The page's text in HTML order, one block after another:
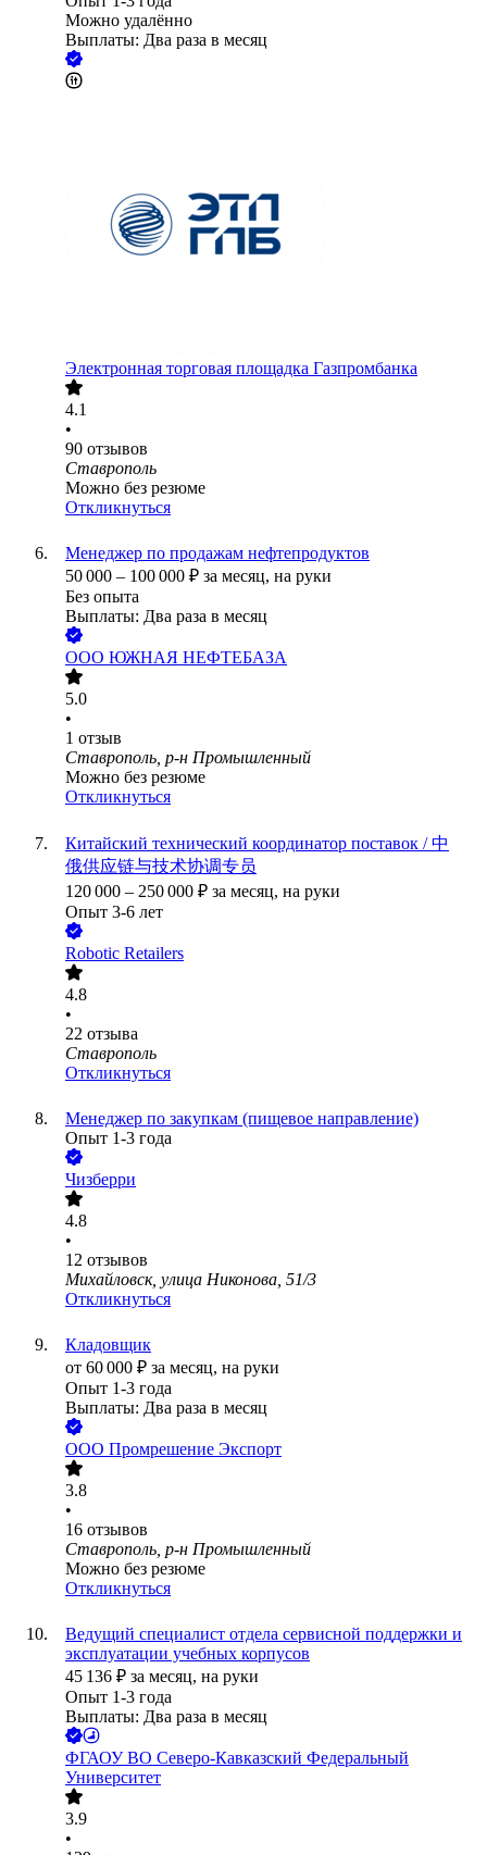
Можно удалённо
Выплаты: Два раза в месяц
Электронная торговая площадка Газпромбанка
4.1
•
90 отзывов
Ставрополь
Можно без резюме
Откликнуться
Менеджер по продажам нефтепродуктов
50 000 – 100 000 ₽ за месяц, на руки
Без опыта
Выплаты: Два раза в месяц
ООО ЮЖНАЯ НЕФТЕБАЗА
5.0
•
1 отзыв
Ставрополь, р-н Промышленный
Можно без резюме
Откликнуться
Китайский технический координатор поставок / 中
俄供应链与技术协调专员
120 000 – 250 000 ₽ за месяц, на руки
Опыт 3-6 лет
Robotic Retailers
4.8
•
22 отзыва
Ставрополь
Откликнуться
Менеджер по закупкам (пищевое направление)
Опыт 1-3 года
Чизберри
4.8
•
12 отзывов
Михайловск, улица Никонова, 51/3
Откликнуться
Кладовщик
от 60 000 ₽ за месяц, на руки
Опыт 1-3 года
Выплаты: Два раза в месяц
ООО Промрешение Экспорт
3.8
•
16 отзывов
Ставрополь, р-н Промышленный
Можно без резюме
Откликнуться
Ведущий специалист отдела сервисной поддержки и
эксплуатации учебных корпусов
45 136 ₽ за месяц, на руки
Опыт 1-3 года
Выплаты: Два раза в месяц
ФГАОУ ВО Северо-Кавказский Федеральный
Университет
3.9
•